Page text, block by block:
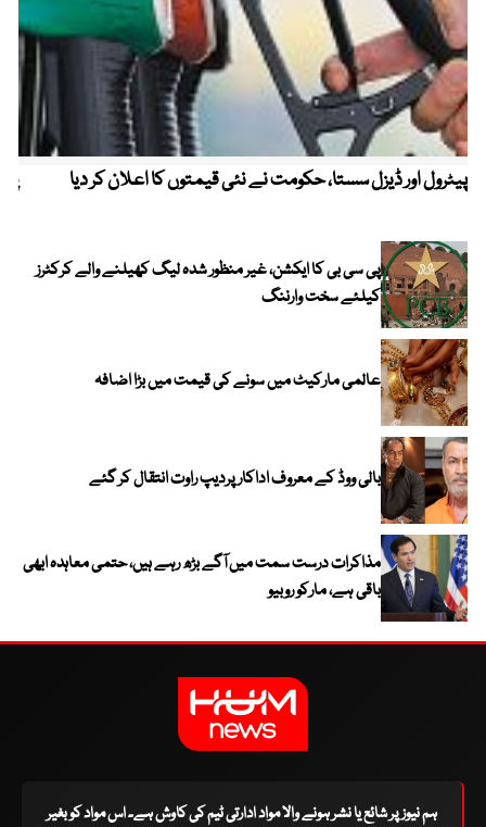
پیٹرول اور ڈیزل سستا، حکومت نے نئی قیمتوں کا اعلان کر دیا
پی سی بی کا ایکشن، غیر منظور شدہ لیگ کھیلنے والے کرکٹرز
کیلئے سخت وارننگ
عالمی مارکیٹ میں سونے کی قیمت میں بڑا اضافہ
بالی ووڈ کے معروف اداکار پردیپ راوت انتقال کر گئے
مذاکرات درست سمت میں آگے بڑھ رہے ہیں، حتمی معاہدہ ابھی
باقی ہے، مارکو روبیو
ہم نیوز پر شائع یا نشر ہونے والا مواد ادارتی ٹیم کی کاوش ہے۔ اس مواد کو بغیر